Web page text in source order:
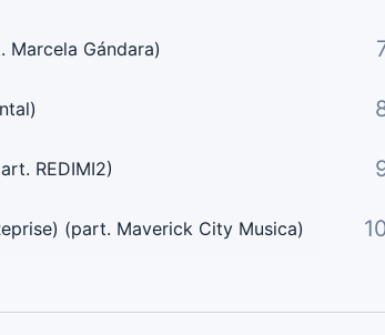
Marcela Gándara)
REDIMI2)
(part. Maverick City Musica)